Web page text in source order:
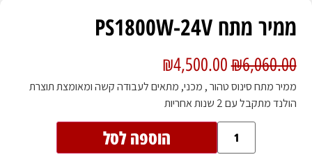
ממיר מתח PS1800W-24V
₪6,060.00
₪4,500.00
ממיר מתח סינוס טהור , מכני, מתאים לעבודה קשה ומאומצת תוצרת
הולנד מתקבל עם 2 שנות אחריות
הוספה לסל